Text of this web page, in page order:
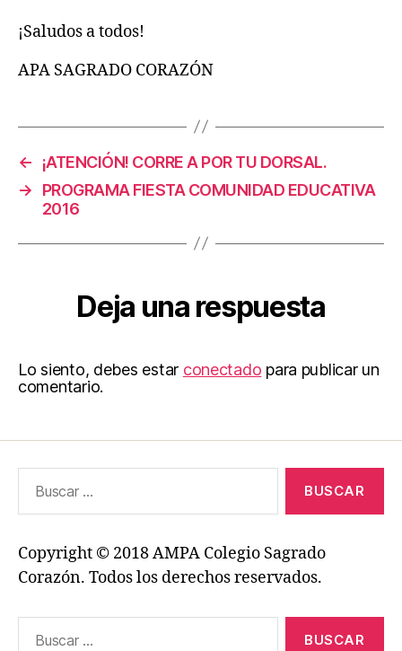
¡Saludos a todos!
APA SAGRADO CORAZÓN
←
¡ATENCIÓN! CORRE A POR TU DORSAL.
→
PROGRAMA FIESTA COMUNIDAD EDUCATIVA
2016
Deja una respuesta
Lo siento, debes estar conectado para publicar un
comentario.
Copyright © 2018 AMPA Colegio Sagrado
Corazón. Todos los derechos reservados.